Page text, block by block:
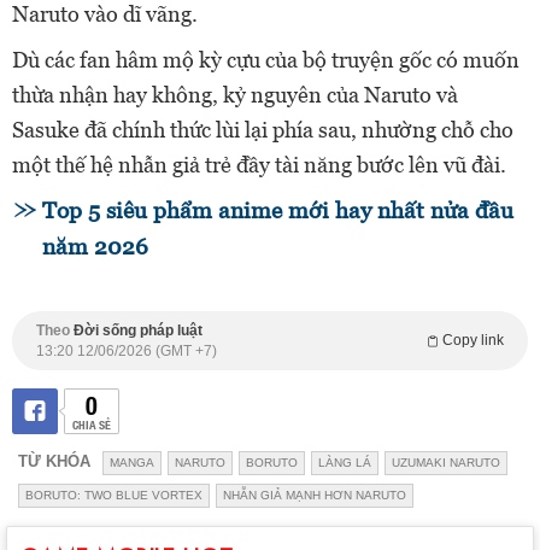
Naruto vào dĩ vãng.
Dù các fan hâm mộ kỳ cựu của bộ truyện gốc có muốn
thừa nhận hay không, kỷ nguyên của Naruto và
Sasuke đã chính thức lùi lại phía sau, nhường chỗ cho
một thế hệ nhẫn giả trẻ đầy tài năng bước lên vũ đài.
Top 5 siêu phẩm anime mới hay nhất nửa đầu
năm 2026
Theo Đời sống pháp luật
Copy link
13:20 12/06/2026 (GMT +7)
0
CHIA SẺ
TỪ KHÓA MANGA NARUTO BORUTO LÀNG LÁ UZUMAKI NARUTO
BORUTO: TWO BLUE VORTEX NHẪN GIẢ MẠNH HƠN NARUTO